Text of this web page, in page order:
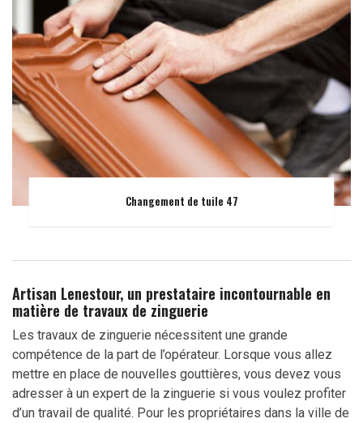
Changement de tuile 47
Artisan Lenestour, un prestataire incontournable en
matière de travaux de zinguerie
Les travaux de zinguerie nécessitent une grande
compétence de la part de l’opérateur. Lorsque vous allez
mettre en place de nouvelles gouttières, vous devez vous
adresser à un expert de la zinguerie si vous voulez profiter
d’un travail de qualité. Pour les propriétaires dans la ville de